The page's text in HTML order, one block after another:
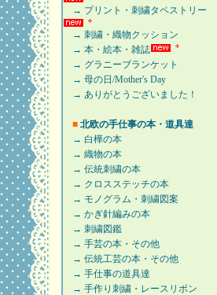
→ プリント・刺繍タペストリー
→ 刺繍・織物クッション
→ 本・絵本・雑誌
→ グラニーブランケット
→ 母の日/Mother's Day
→ ありがとうございました！
■ 北欧の手仕事の本・道具達
→ 白樺の本
→ 織物の本
→ 伝統刺繍の本
→ クロスステッチの本
→ モノグラム・刺繍図案
→ かぎ針編みの本
→ 刺繍図鑑
→ 手芸の本・その他
→ 伝統工芸の本・その他
→ 手仕事の道具達
→ 手作り刺繍・レースリボン